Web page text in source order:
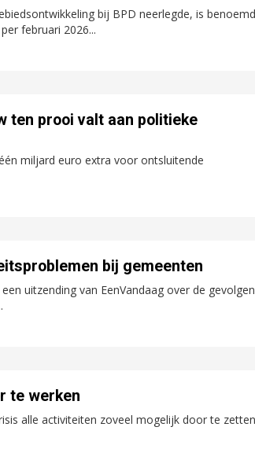
bij BPD neerlegde, is benoemd
februari 2026...
ten prooi valt aan politieke
miljard euro extra voor ontsluitende
bij gemeenten
uitzending van EenVandaag over de gevolgen
te werken
alle activiteiten zoveel mogelijk door te